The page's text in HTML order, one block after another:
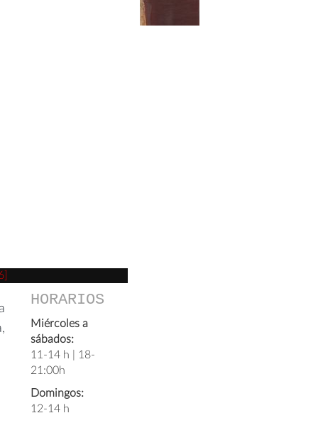
HORARIOS
Miércoles a
sábados:
11-14 h | 18-
21:00h
Domingos:
12-14 h